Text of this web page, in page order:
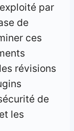
par
de
ces
révisions
de
les